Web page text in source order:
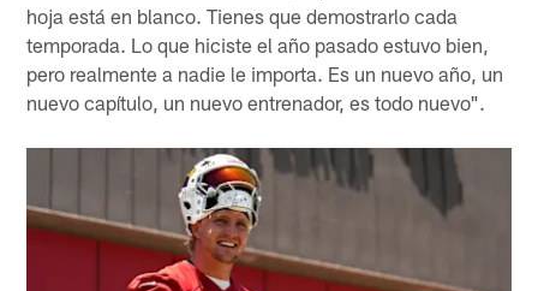
hoja está en blanco. Tienes que demostrarlo cada
temporada. Lo que hiciste el año pasado estuvo bien,
pero realmente a nadie le importa. Es un nuevo año, un
nuevo capítulo, un nuevo entrenador, es todo nuevo".